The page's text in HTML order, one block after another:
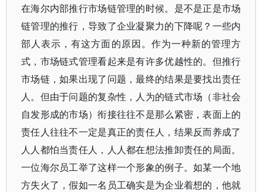
在海尔内部推行市场链管理的时候。是不是正是市场
链管理的推行，导致了企业凝聚力的下降呢？一些内
部人表示，有这方面的原因。作为一种新的管理方
式，市场链式管理看起来是有许多优越性的。但推行
市场链，如果出现了问题，最终的结果是要找出责任
人。但由于问题的复杂性，人为的链式市场（非社会
自发形成的市场）衔接往往不是那么紧密，表面上的
责任人往往不一定是真正的责任人，结果反而养成了
人人都怕当责任人，人人都在想法推卸责任的局面。
一位海尔员工举了这样一个形象的例子。如某一个地
方失火了，假如一名员工确实是为企业着想的，他就